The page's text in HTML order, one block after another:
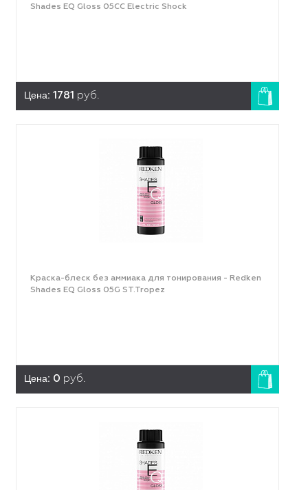
Shades EQ Gloss 05CC Electric Shock
Цена: 1781 руб.
Краска-блеск без аммиака для тонирования - Redken
Shades EQ Gloss 05G ST.Tropez
Цена: 0 руб.